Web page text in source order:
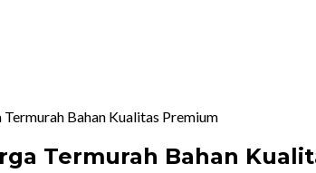
Bahan Kualitas Premium
Termurah Bahan